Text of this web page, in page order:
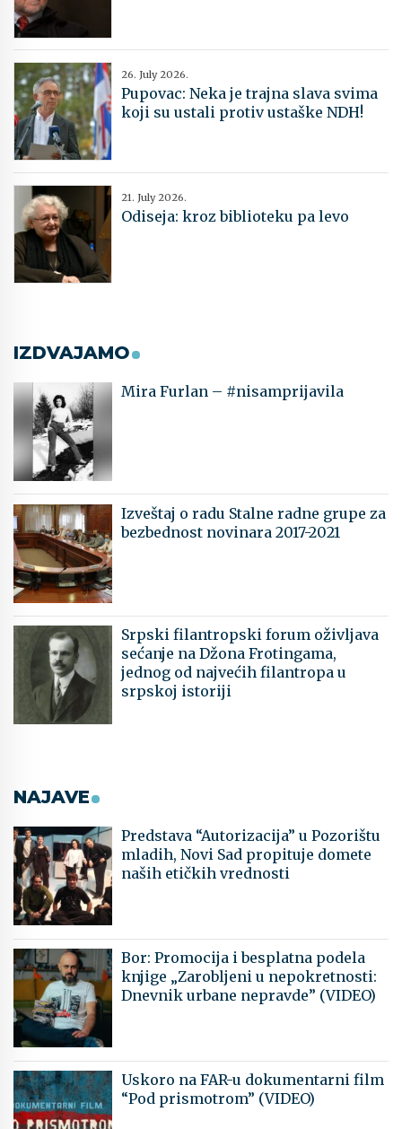
26. July 2026.
Pupovac: Neka je trajna slava svima
koji su ustali protiv ustaške NDH!
21. July 2026.
Odiseja: kroz biblioteku pa levo
IZDVAJAMO
Mira Furlan – #nisamprijavila
Izveštaj o radu Stalne radne grupe za
bezbednost novinara 2017-2021
Srpski filantropski forum oživljava
sećanje na Džona Frotingama,
jednog od najvećih filantropa u
srpskoj istoriji
NAJAVE
Predstava “Autorizacija” u Pozorištu
mladih, Novi Sad propituje domete
naših etičkih vrednosti
Bor: Promocija i besplatna podela
knjige „Zarobljeni u nepokretnosti:
Dnevnik urbane nepravde” (VIDEO)
Uskoro na FAR-u dokumentarni film
“Pod prismotrom” (VIDEO)